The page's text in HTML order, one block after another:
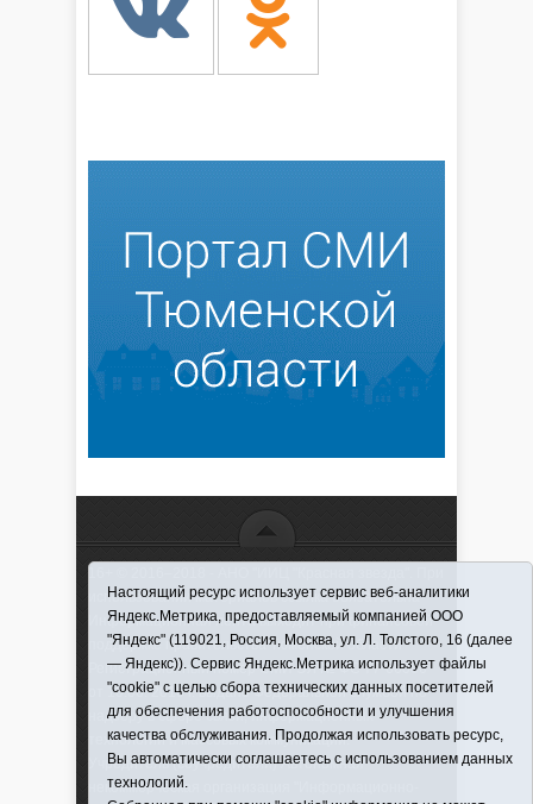
использовании материалов ссылка обязательна
Информационная лента выходит при финансовой
поддержке правительства Тюменской области
Регистрационный номер СМИ ЭЛ № ФС 77-66066
от 10.06. 2016 г. выдано Федеральной службой по
надзору в сфере связи, информационных
технологий и массовых коммуникаций.
Учредитель (соучредители) Автономная
некоммерческая организация "Информационно-
Настоящий ресурс использует сервис веб-аналитики
Яндекс.Метрика, предоставляемый компанией ООО
"Яндекс" (119021, Россия, Москва, ул. Л. Толстого, 16 (далее
— Яндекс)). Сервис Яндекс.Метрика использует файлы
"cookie" с целью сбора технических данных посетителей
для обеспечения работоспособности и улучшения
качества обслуживания. Продолжая использовать ресурс,
Вы автоматически соглашаетесь с использованием данных
технологий.